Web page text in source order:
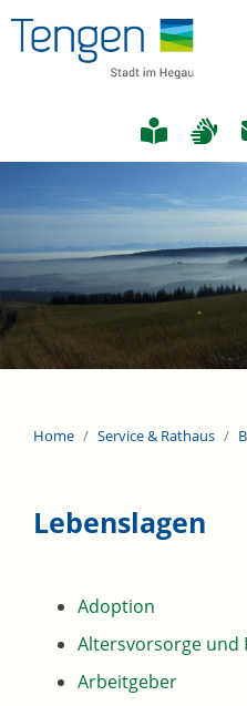
Home Service & Rathaus
Lebenslagen
Adoption
Altersvorsorge und
Arbeitgeber